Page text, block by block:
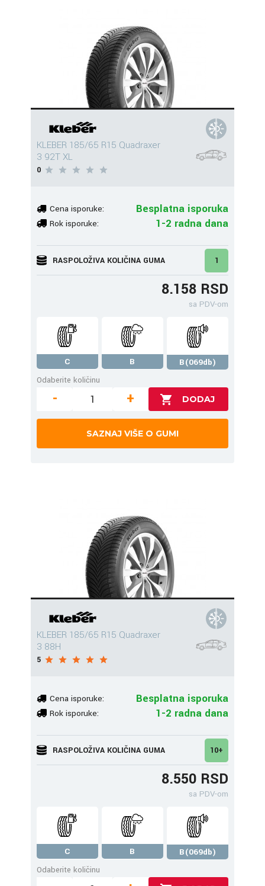
KLEBER 185/65 R15 Quadraxer
3 92T XL
0
Cena isporuke: Besplatna isporuka
Rok isporuke: 1-2 radna dana
RASPOLOŽIVA KOLIČINA GUMA 1
8.158 RSD
sa PDV-om
C B
B(069db)
Odaberite količinu
- +
SAZNAJ VIŠE O GUMI
KLEBER 185/65 R15 Quadraxer
3 88H
5
Cena isporuke: Besplatna isporuka
Rok isporuke: 1-2 radna dana
RASPOLOŽIVA KOLIČINA GUMA 10+
8.550 RSD
sa PDV-om
C B
B(069db)
Odaberite količinu